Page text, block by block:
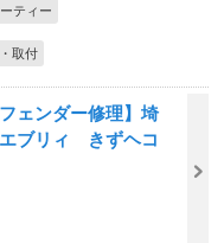
ティー
取付
ェンダー修理】埼
ブリィ きずヘコ